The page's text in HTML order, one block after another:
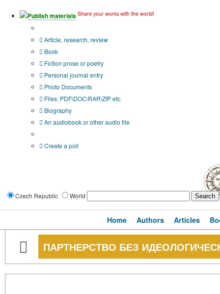
Publish materials Share your works with the world!
Article, research, review
Book
Fiction prose or poetry
Personal journal entry
Photo Documents
Files: PDF\DOC\RAR\ZIP etc.
Biography
An audiobook or other audio file
Create a poll
Czech Republic World
Home Authors Articles
ПАРТНЕРСТВО БЕЗ